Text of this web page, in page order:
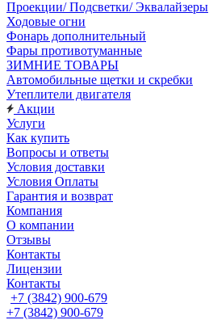
Проекции/ Подсветки/ Эквалайзеры
Ходовые огни
Фонарь дополнительный
Фары противотуманные
ЗИМНИЕ ТОВАРЫ
Автомобильные щетки и скребки
Утеплители двигателя
Акции
Услуги
Как купить
Вопросы и ответы
Условия доставки
Условия Оплаты
Гарантия и возврат
Компания
О компании
Отзывы
Контакты
Лицензии
Контакты
+7 (3842) 900-679
+7 (3842) 900-679